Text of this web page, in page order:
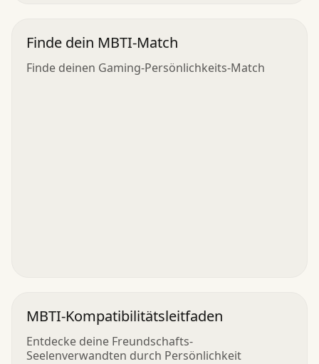
Finde dein MBTI-Match
Finde deinen Gaming-Persönlichkeits-Match
MBTI-Kompatibilitätsleitfaden
Entdecke deine Freundschafts-
Seelenverwandten durch Persönlichkeit